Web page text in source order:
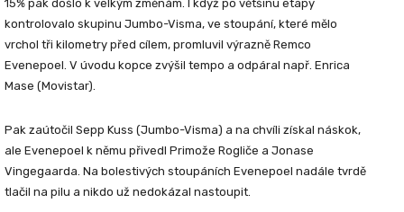
15% pak došlo k velkým změnám. I když po většinu etapy
kontrolovalo skupinu Jumbo-Visma, ve stoupání, které mělo
vrchol tři kilometry před cílem, promluvil výrazně Remco
Evenepoel. V úvodu kopce zvýšil tempo a odpáral např. Enrica
Mase (Movistar).
Pak zaútočil Sepp Kuss (Jumbo-Visma) a na chvíli získal náskok,
ale Evenepoel k němu přivedl Primože Rogliče a Jonase
Vingegaarda. Na bolestivých stoupáních Evenepoel nadále tvrdě
tlačil na pilu a nikdo už nedokázal nastoupit.